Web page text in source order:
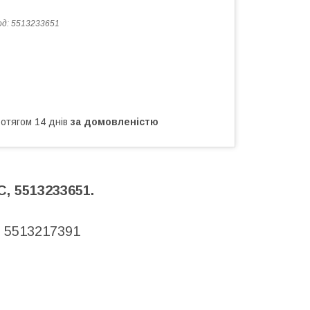
5513233651
14 днів за домовленістю
5513233651.